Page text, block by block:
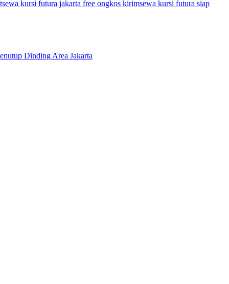
sewa kursi futura jakarta free ongkos kirimsewa kursi futura siap
Dinding Area Jakarta